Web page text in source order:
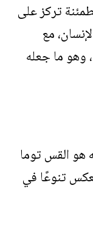
تركز على
مع
وهو ما جعله
هو القس توما
تنوعًا في